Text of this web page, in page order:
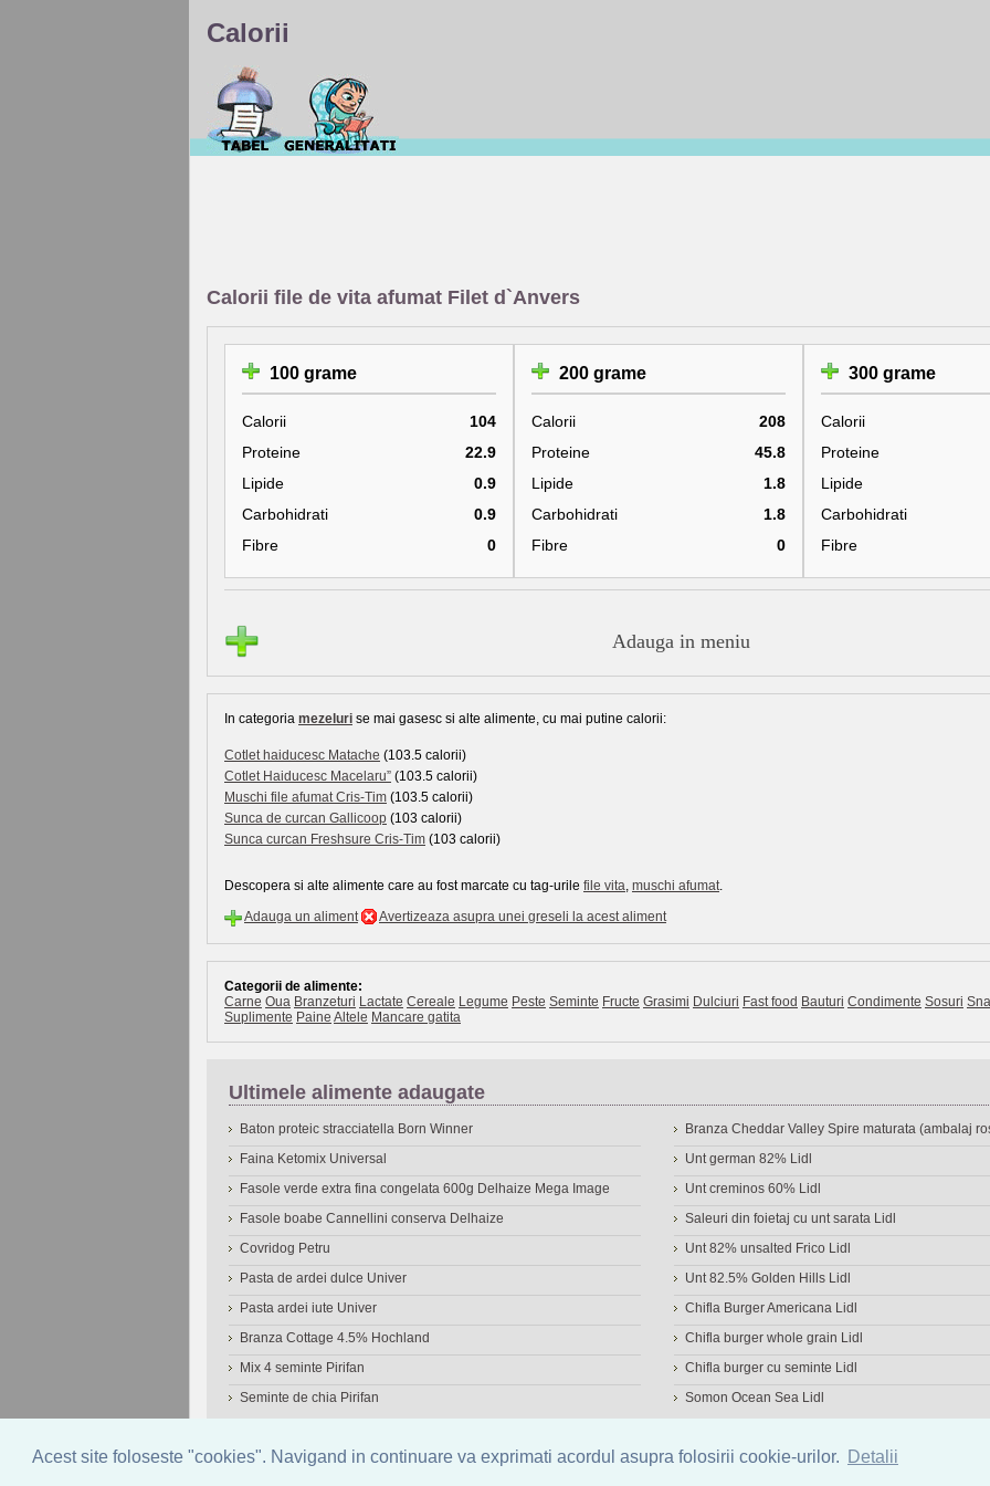
Acest site foloseste "cookies". Navigand in continuare va exprimati acordul asupra folosirii cookie-urilor. Detalii
Calorii
Calorii file de vita afumat Filet d`Anvers
100 grame
Calorii
104
Proteine
22.9
Lipide
0.9
Carbohidrati
0.9
Fibre
0
200 grame
Calorii
208
Proteine
45.8
Lipide
1.8
Carbohidrati
1.8
Fibre
0
300 grame
Calorii
Proteine
Lipide
Carbohidrati
Fibre
Adauga in meniu
In categoria mezeluri se mai gasesc si alte alimente, cu mai putine calorii:
Cotlet haiducesc Matache (103.5 calorii)
Cotlet Haiducesc Macelaru” (103.5 calorii)
Muschi file afumat Cris-Tim (103.5 calorii)
Sunca de curcan Gallicoop (103 calorii)
Sunca curcan Freshsure Cris-Tim (103 calorii)
Descopera si alte alimente care au fost marcate cu tag-urile file vita, muschi afumat.
Adauga un aliment
Avertizeaza asupra unei greseli la acest aliment
Categorii de alimente:
Carne Oua Branzeturi Lactate Cereale Legume Peste Seminte Fructe Grasimi Dulciuri Fast food Bauturi Condimente Sosuri
Suplimente Paine Altele Mancare gatita
Ultimele alimente adaugate
Baton proteic stracciatella Born Winner
Faina Ketomix Universal
Fasole verde extra fina congelata 600g Delhaize Mega Image
Fasole boabe Cannellini conserva Delhaize
Covridog Petru
Pasta de ardei dulce Univer
Pasta ardei iute Univer
Branza Cottage 4.5% Hochland
Mix 4 seminte Pirifan
Seminte de chia Pirifan
Branza Cheddar Valley Spire maturata (ambalaj
Unt german 82% Lidl
Unt creminos 60% Lidl
Saleuri din foietaj cu unt sarata Lidl
Unt 82% unsalted Frico Lidl
Unt 82.5% Golden Hills Lidl
Chifla Burger Americana Lidl
Chifla burger whole grain Lidl
Chifla burger cu seminte Lidl
Somon Ocean Sea Lidl
© 2006-2026 OneDen.com|Cautare avansata de alimente | Calculator calorii| Calorii consumate|IMC